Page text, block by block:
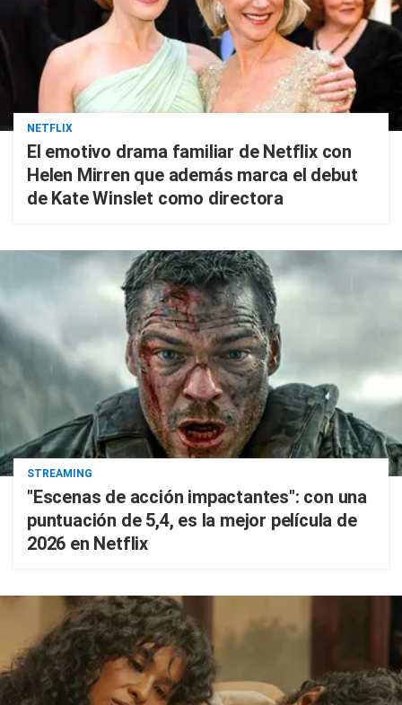
NETFLIX
El emotivo drama familiar de Netflix con
Helen Mirren que además marca el debut
de Kate Winslet como directora
STREAMING
"Escenas de acción impactantes": con una
puntuación de 5,4, es la mejor película de
2026 en Netflix